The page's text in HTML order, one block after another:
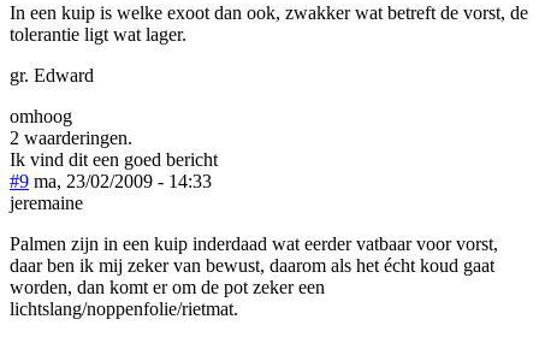
In een kuip is welke exoot dan ook, zwakker wat betreft de vorst, de
tolerantie ligt wat lager.
gr. Edward
omhoog
2 waarderingen.
Ik vind dit een goed bericht
#9 ma, 23/02/2009 - 14:33
jeremaine
Palmen zijn in een kuip inderdaad wat eerder vatbaar voor vorst,
daar ben ik mij zeker van bewust, daarom als het écht koud gaat
worden, dan komt er om de pot zeker een
lichtslang/noppenfolie/rietmat.